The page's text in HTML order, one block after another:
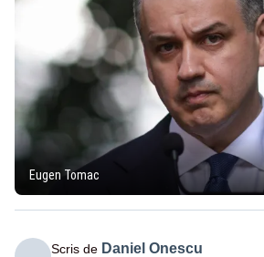
Eugen Tomac
Scris de Daniel Onescu